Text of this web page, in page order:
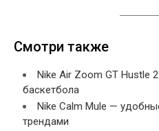
Смотри также
Nike Air Zoom GT Hustle
баскетбола
Nike Calm Mule —
трендами